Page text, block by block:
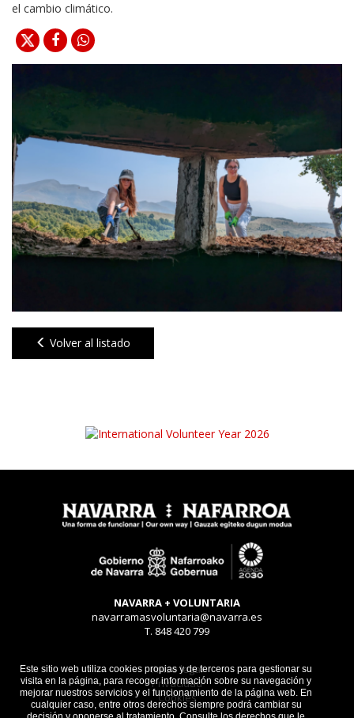
Este sitio web utiliza cookies propias y de terceros para gestionar su
visita en la página, para recoger información sobre su navegación y
mejorar nuestros servicios y el funcionamiento de la página web. En
cualquier caso, entre otros derechos siempre podrá cambiar su
el cambio climático.
Volver al listado
NAVARRA + VOLUNTARIA
navarramasvoluntaria@navarra.es
T. 848 420 799
Aviso legal
Privacidad
Cookies